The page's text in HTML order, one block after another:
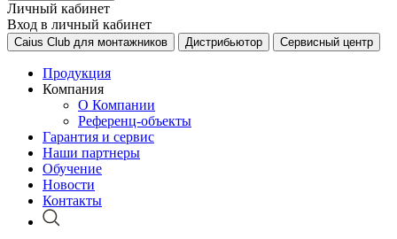
Личный кабинет
Вход в личный кабинет
Caius Club для монтажников Дистрибьютор Сервисный центр
Продукция
Компания
О Компании
Референц-объекты
Гарантия и сервис
Наши партнеры
Обучение
Новости
Контакты